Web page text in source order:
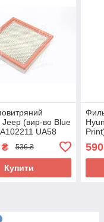
Jeep (вир-во Blue
UA58
536 ₴
Купити